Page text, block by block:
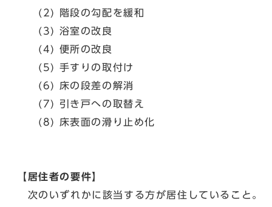
(2) 階段の勾配を緩和
(3) 浴室の改良
(4) 便所の改良
(5) 手すりの取付け
(6) 床の段差の解消
(7) 引き戸への取替え
(8) 床表面の滑り止め化
【居住者の要件】
次のいずれかに該当する方が居住していること。